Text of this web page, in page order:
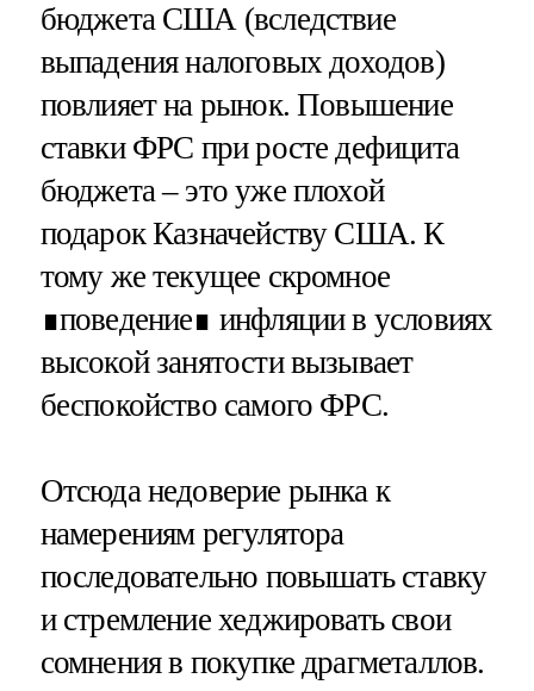
бюджета США (вследствие
выпадения налоговых доходов)
повлияет на рынок. Повышение
ставки ФРС при росте дефицита
бюджета – это уже плохой
подарок Казначейству США. К
тому же текущее скромное
∎поведение∎ инфляции в условиях
высокой занятости вызывает
беспокойство самого ФРС.
Отсюда недоверие рынка к
намерениям регулятора
последовательно повышать ставку
и стремление хеджировать свои
сомнения в покупке драгметаллов.